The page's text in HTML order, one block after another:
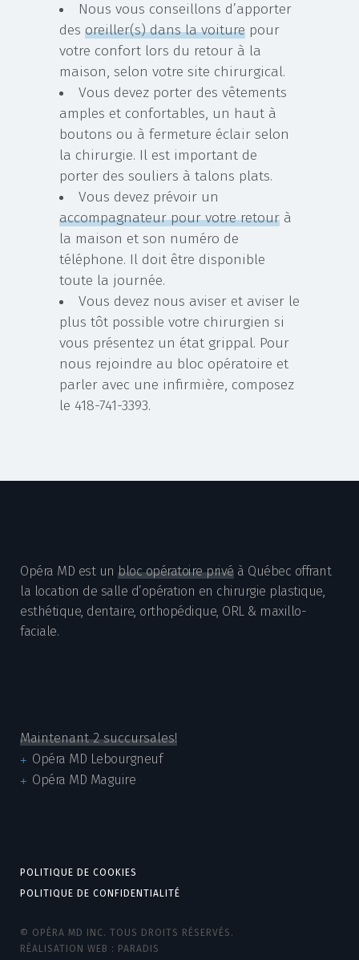
Nous vous conseillons d’apporter
des oreiller(s) dans la voiture pour
votre confort lors du retour à la
maison, selon votre site chirurgical.
Vous devez porter des vêtements
amples et confortables, un haut à
boutons ou à fermeture éclair selon
la chirurgie. Il est important de
porter des souliers à talons plats.
Vous devez prévoir un
accompagnateur pour votre retour à
la maison et son numéro de
téléphone. Il doit être disponible
toute la journée.
Vous devez nous aviser et aviser le
plus tôt possible votre chirurgien si
vous présentez un état grippal. Pour
nous rejoindre au bloc opératoire et
parler avec une infirmière, composez
le 418-741-3393.
Opéra MD est un bloc opératoire privéà Québec offrant
la location de salle d’opération en chirurgie plastique,
esthétique, dentaire, orthopédique, ORL & maxillo-
faciale.
Maintenant 2 succursales!
Opéra MD Lebourgneuf
Opéra MD Maguire
POLITIQUE DE COOKIES
POLITIQUE DE CONFIDENTIALITÉ
© OPÉRA MD INC. TOUS DROITS RÉSERVÉS.
RÉALISATION WEB : PARADIS